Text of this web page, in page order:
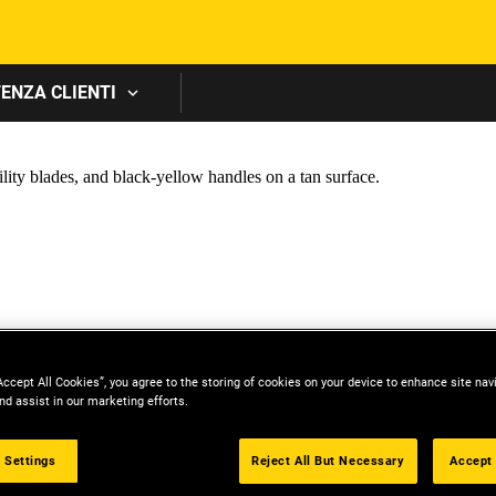
CLIENTI
All Cookies”, you agree to the storing of cookies on your device to enhance site
assist in our marketing efforts.
Settings Reject All But Necessary Accept